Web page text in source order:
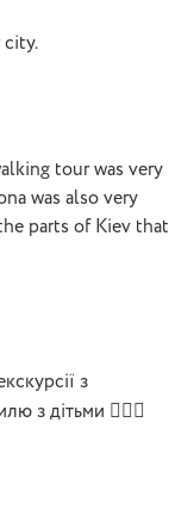
city.
tour was very
was also very
parts of Kiev that
з
з дітьми 🤷🏻‍♀️